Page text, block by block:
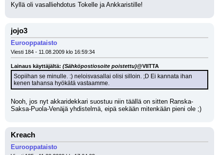
Kyllä oli vasalliehdotus Tokelle ja Ankkaristille!
jojo3
Eurooppataisto
Viesti 184 - 11.08.2009 klo 16:59:34
Lainaus käyttäjältä: (Sähköpostiosoite poistettu)@VIITTA
Sopiihan se minulle. :) neloisvasallai olisi silloin. ;D Ei kannata ihan
kenen tahansa hyökätä vastaamme.
Nooh, jos nyt akkaridekkari suostuu niin täällä on sitten Ranska-
Saksa-Puola-Venäjä yhdistelmä, eipä sekään mitenkään pieni ole ;)
Kreach
Eurooppataisto